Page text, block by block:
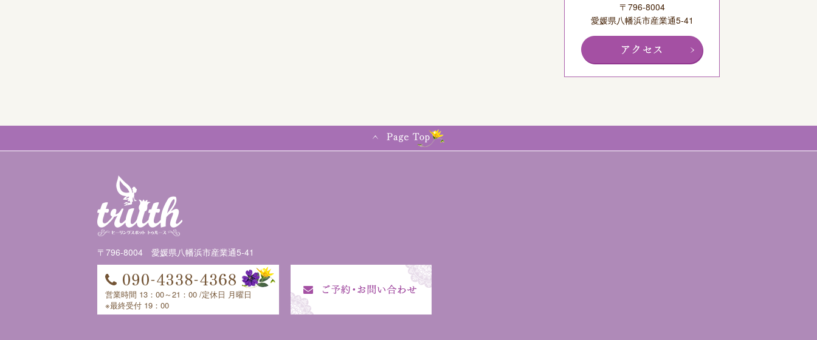
〒796-8004
愛媛県八幡浜市産業通5-41
〒796-8004 愛媛県八幡浜市産業通5-41
営業時間 13：00～21：00 /定休日 月曜日
※最終受付 19：00